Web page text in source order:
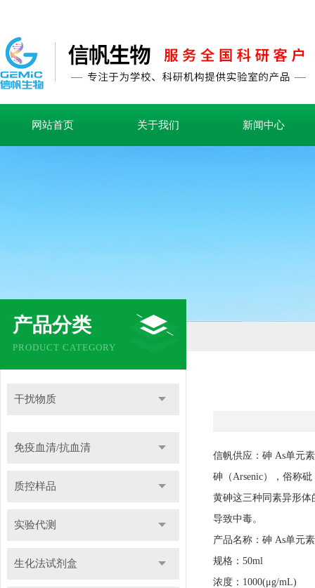
网站首页 关于我们 新闻中心
产品分类
PRODUCT CATEGORY
干扰物质
免疫血清/抗血清
质控样品
实验代测
生化法试剂盒
信帆供应：砷 As单元
砷（Arsenic），俗称
黄砷这三种同素异形
导致中毒。
产品名称：砷 As单元
规格：50ml
浓度：1000(μg/mL)